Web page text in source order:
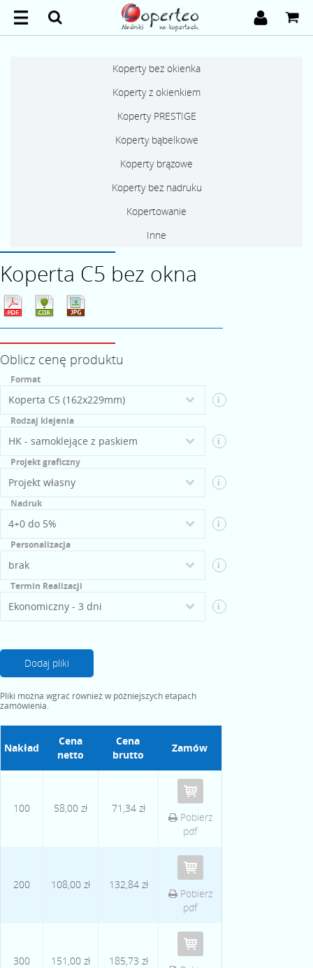
Koperty bez okienka
Koperty z okienkiem
Koperty PRESTIGE
Koperty bąbelkowe
Koperty brązowe
Koperty bez nadruku
Kopertowanie
Inne
Koperta C5 bez okna
Oblicz cenę produktu
Format
i
Rodzaj klejenia
i
Projekt graficzny
i
Nadruk
i
Personalizacja
i
Termin Realizacji
i
Dodaj pliki
Pliki można wgrać również w późniejszych etapach
zamówienia.
Nakład
Cena
netto
Cena
brutto
Zamów
100 58,00 zł 71,34 zł
Pobierz
pdf
200 108,00 zł 132,84 zł
Pobierz
pdf
300 151,00 zł 185,73 zł